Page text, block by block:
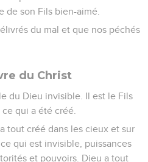
spirituellement adulte dans
avec la force qui vient du
vous sur www.editionsbiblio.fr